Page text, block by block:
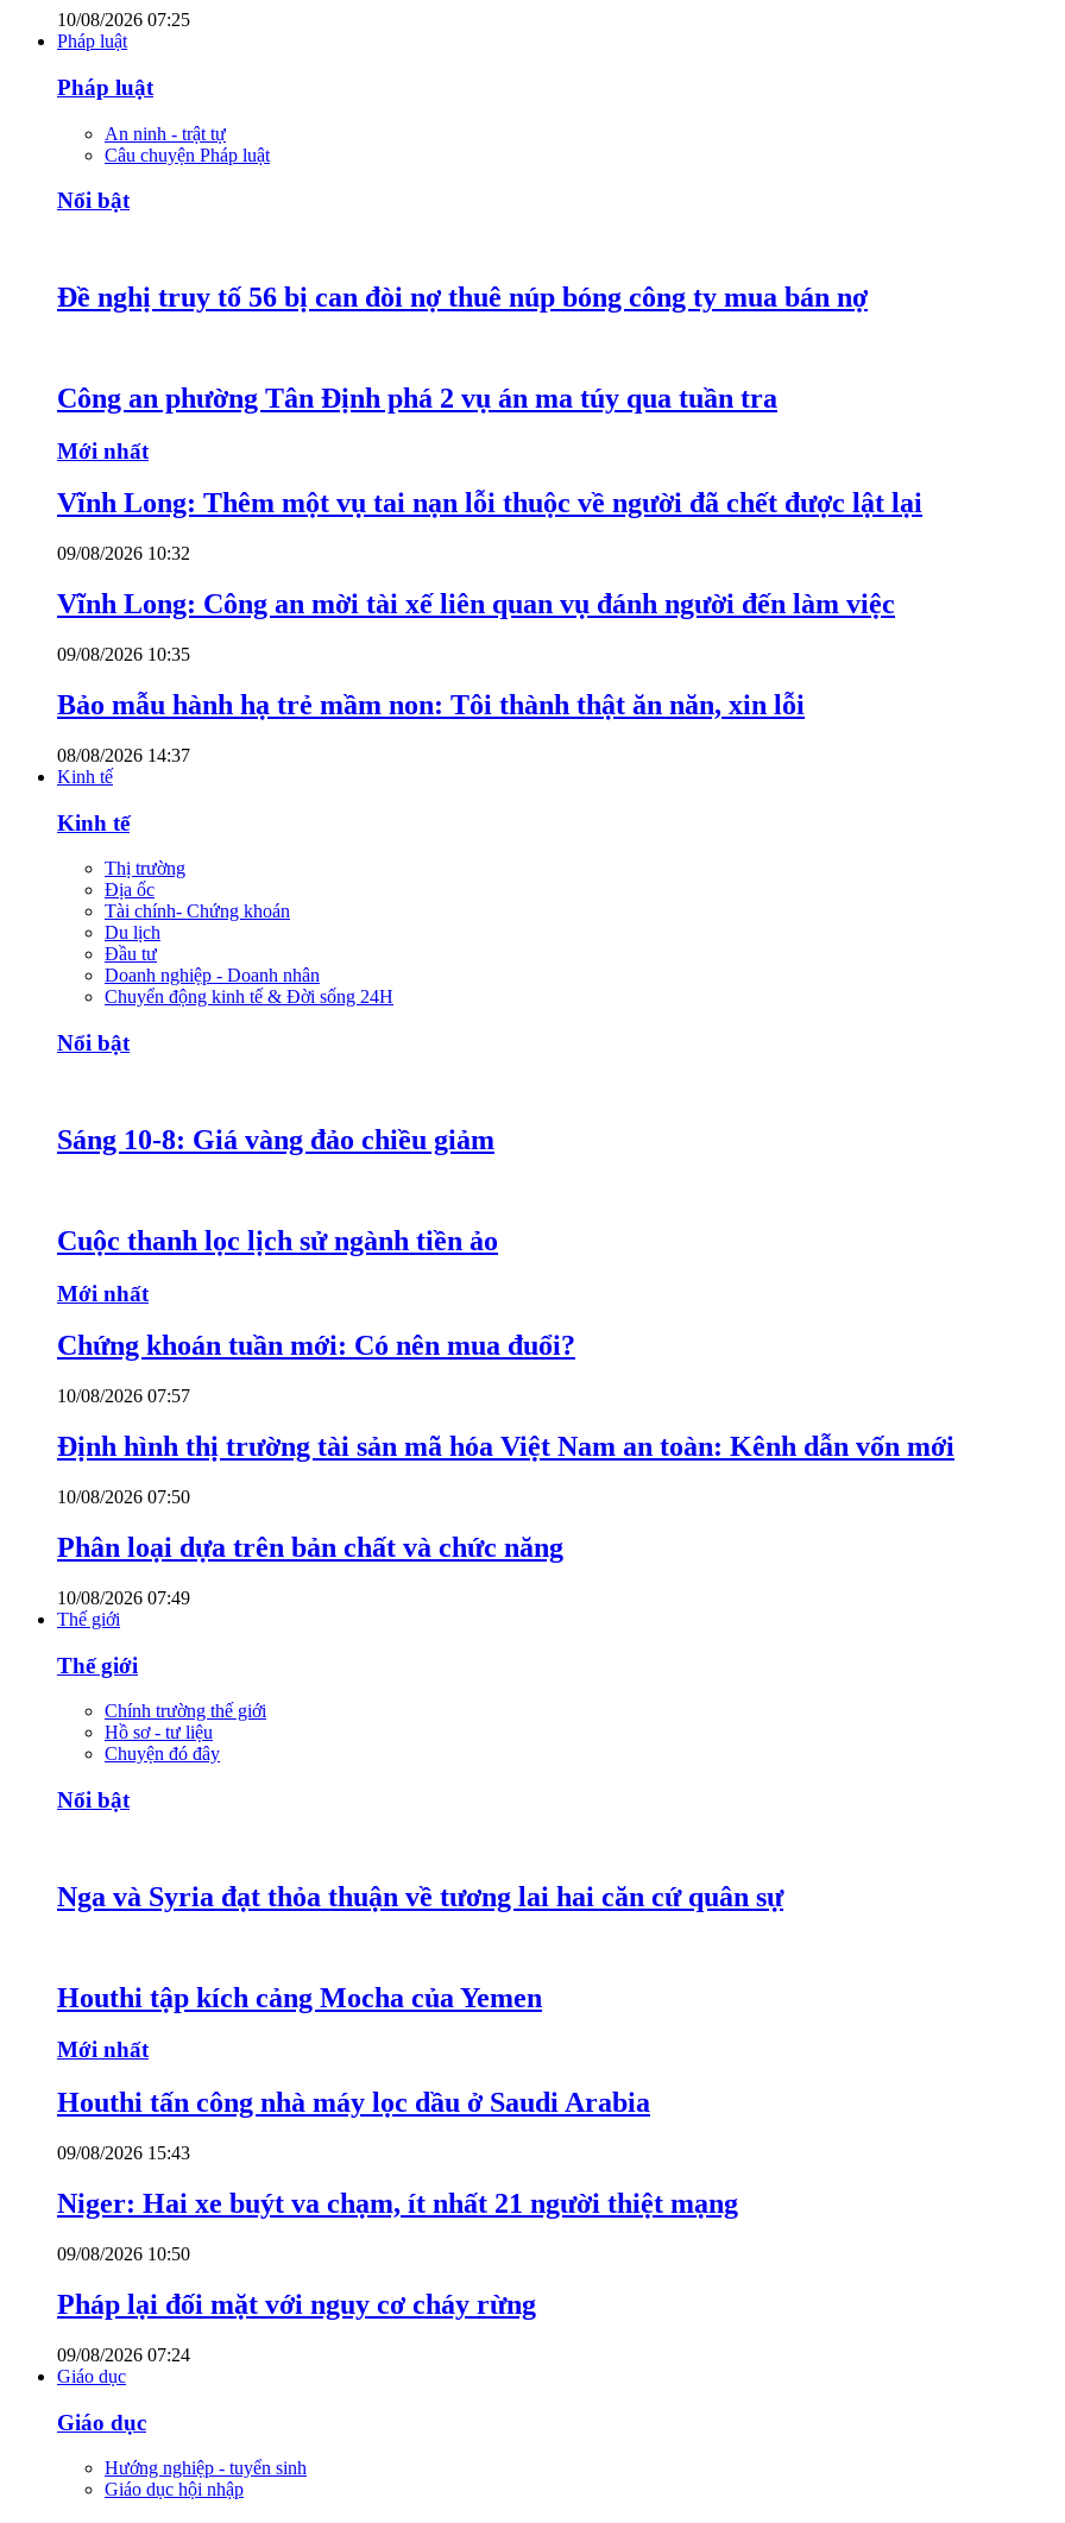
10/08/2026 07:25
Pháp luật
Pháp luật
An ninh - trật tự
Câu chuyện Pháp luật
Nổi bật
Đề nghị truy tố 56 bị can đòi nợ thuê núp bóng công ty mua bán nợ
Công an phường Tân Định phá 2 vụ án ma túy qua tuần tra
Mới nhất
Vĩnh Long: Thêm một vụ tai nạn lỗi thuộc về người đã chết được lật lại
09/08/2026 10:32
Vĩnh Long: Công an mời tài xế liên quan vụ đánh người đến làm việc
09/08/2026 10:35
Bảo mẫu hành hạ trẻ mầm non: Tôi thành thật ăn năn, xin lỗi
08/08/2026 14:37
Kinh tế
Kinh tế
Thị trường
Địa ốc
Tài chính- Chứng khoán
Du lịch
Đầu tư
Doanh nghiệp - Doanh nhân
Chuyển động kinh tế & Đời sống 24H
Nổi bật
Sáng 10-8: Giá vàng đảo chiều giảm
Cuộc thanh lọc lịch sử ngành tiền ảo
Mới nhất
Chứng khoán tuần mới: Có nên mua đuổi?
10/08/2026 07:57
Định hình thị trường tài sản mã hóa Việt Nam an toàn: Kênh dẫn vốn mới
10/08/2026 07:50
Phân loại dựa trên bản chất và chức năng
10/08/2026 07:49
Thế giới
Thế giới
Chính trường thế giới
Hồ sơ - tư liệu
Chuyện đó đây
Nổi bật
Nga và Syria đạt thỏa thuận về tương lai hai căn cứ quân sự
Houthi tập kích cảng Mocha của Yemen
Mới nhất
Houthi tấn công nhà máy lọc dầu ở Saudi Arabia
09/08/2026 15:43
Niger: Hai xe buýt va chạm, ít nhất 21 người thiệt mạng
09/08/2026 10:50
Pháp lại đối mặt với nguy cơ cháy rừng
09/08/2026 07:24
Giáo dục
Giáo dục
Hướng nghiệp - tuyển sinh
Giáo dục hội nhập